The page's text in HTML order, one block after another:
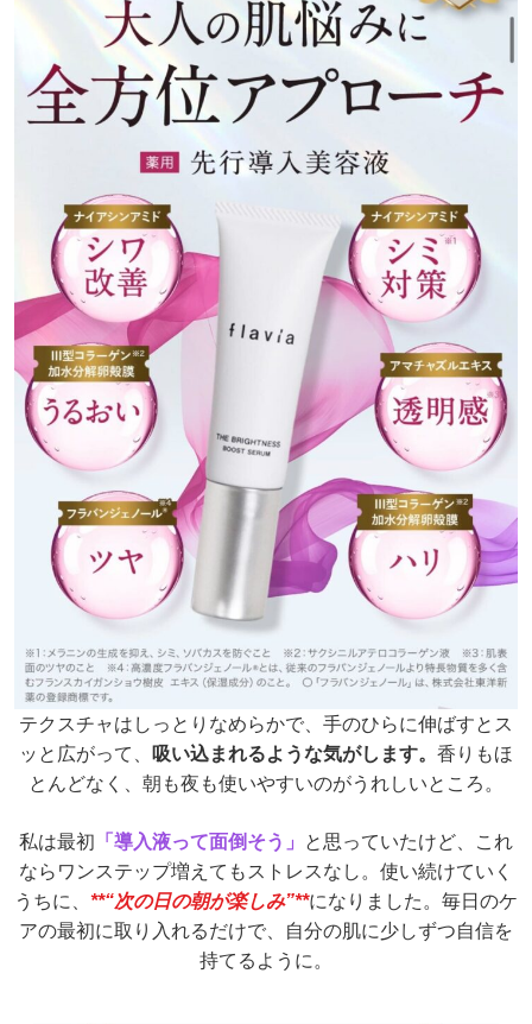
テクスチャはしっとりなめらかで、 手のひらに伸ばすとス
ッと広がって、
吸い込まれるような気がします。 香りもほ
とんどなく、朝も夜も使いやすいのがうれしいところ。
私は最初 「導入液って面倒そう」 と思っていたけど、
これ
ならワンステップ増えてもストレスなし。 使い続けていく
うちに、**“次の日の朝が楽しみ”**になりました。 毎日のケ
アの最初に取り入れるだけで、
自分の肌に少しずつ自信を
持てるように。